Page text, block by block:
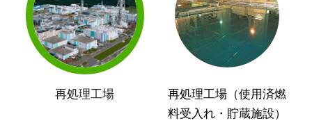
再処理工場
再処理工場（使用済燃
料受入れ・貯蔵施設）